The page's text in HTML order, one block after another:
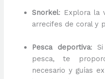
Snorkel: Explora la
arrecifes de coral y
Pesca deportiva: Si
pesca, te
necesario y guías